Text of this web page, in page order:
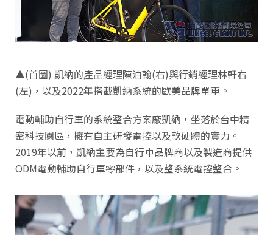
▲(首圖) 凱納的產品經理陳泊翰(右)與行銷經理林軒右
(左)，以及2022年搭載凱納系統的歐美品牌單車。
電動輔助自行車的系統整合方案廠凱納，坐落於台中精
密科技園區，擁有自主研發電控以及軟硬體的實力。
2019年以前，凱納主要為自行車品牌商以及製造商提供
ODM電動輔助自行車零部件，以及整系統電控整合。